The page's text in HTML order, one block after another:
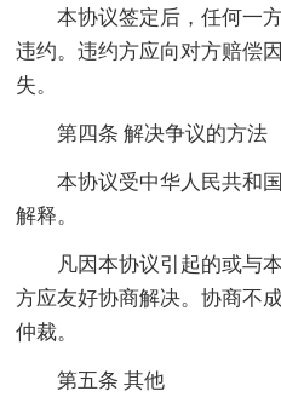
本协议签定后，任何一
违约。违约方应向对方赔偿
失。
第四条 解决争议的方法
本协议受中华人民共和
解释。
凡因本协议引起的或与
方应友好协商解决。协商不
仲裁。
第五条 其他